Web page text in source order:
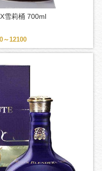
雪莉桶 700ml
～12100